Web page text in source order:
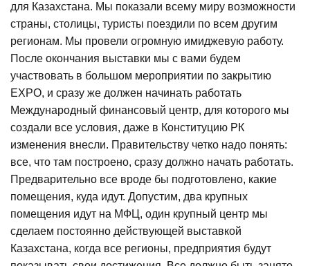
для Казахстана. Мы показали всему миру возможности
страны, столицы, туристы поездили по всем другим
регионам. Мы провели огромную имиджевую работу.
После окончания выставки мы с вами будем
участвовать в большом мероприятии по закрытию
EXPO, и сразу же должен начинать работать
Международный финансовый центр, для которого мы
создали все условия, даже в Конституцию РК
изменения внесли. Правительству четко надо понять:
все, что там построено, сразу должно начать работать.
Предварительно все вроде бы подготовлено, какие
помещения, куда идут. Допустим, два крупных
помещения идут на МФЦ, один крупный центр мы
сделаем постоянно действующей выставкой
Казахстана, когда все регионы, предприятия будут